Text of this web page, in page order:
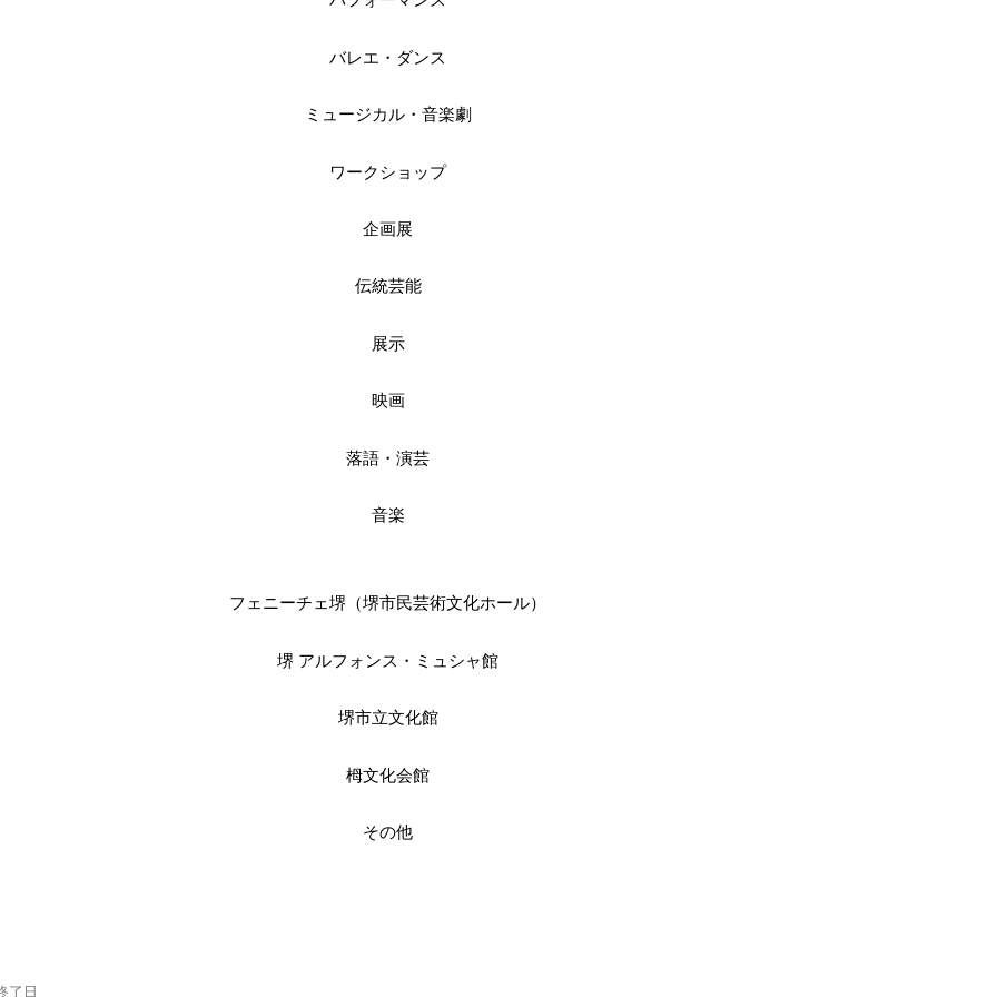
バレエ・ダンス
ミュージカル・音楽劇
ワークショップ
企画展
伝統芸能
展示
映画
落語・演芸
音楽
フェニーチェ堺（堺市民芸術文化ホール）
堺 アルフォンス・ミュシャ館
堺市立文化館
栂文化会館
その他